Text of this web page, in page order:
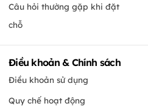
Câu hỏi thường gặp khi đặt
chỗ
Điều khoản & Chính sách
Điều khoản sử dụng
Quy chế hoạt động